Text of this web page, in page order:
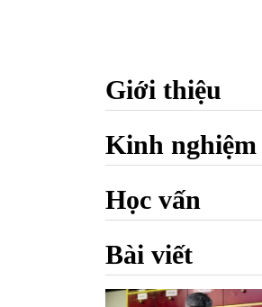
Giới thiệu
Kinh nghiệm
Học vấn
Bài viết